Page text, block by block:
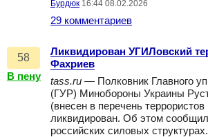
Бурдюк 16:44 08.02.2026
29 комментариев
58
В пену
Ликвидирован УГИЛовский
Фахриев
tass.ru — Полковник Главного
(ГУР) Минобороны Украины
(внесен в перечень
ликвидирован. Об этом
российских силовых